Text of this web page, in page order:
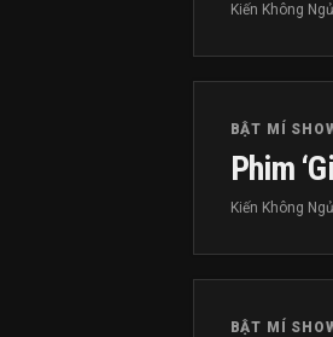
Kiến Không Ngủ
BẬT MÍ
Phim
Kiến Không Ngủ
BẬT MÍ